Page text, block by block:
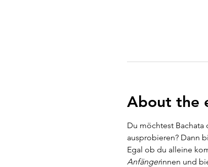
About the
Du möchtest Bachata
ausprobieren? Dann
Egal ob du alleine
Anfängerinnen und